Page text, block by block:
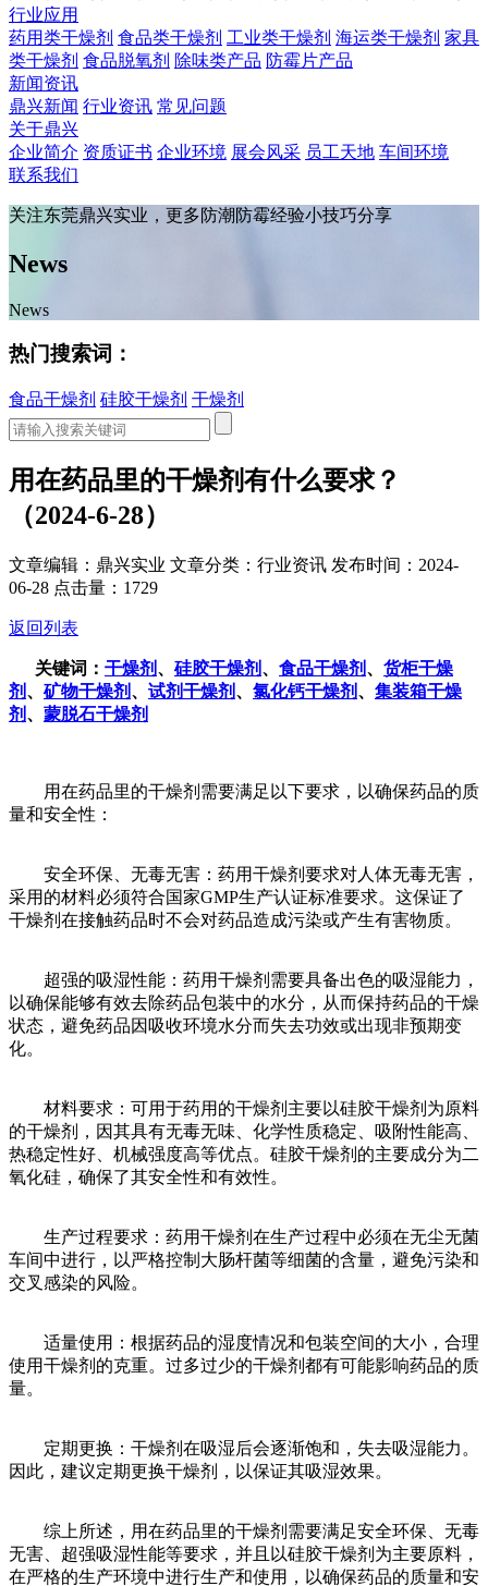
行业应用
药用类干燥剂 食品类干燥剂 工业类干燥剂 海运类干燥剂 家具
类干燥剂 食品脱氧剂 除味类产品 防霉片产品
新闻资讯
鼎兴新闻 行业资讯 常见问题
关于鼎兴
企业简介 资质证书 企业环境 展会风采 员工天地 车间环境
联系我们
关注东莞鼎兴实业，更多防潮防霉经验小技巧分享
News
News
热门搜索词：
食品干燥剂 硅胶干燥剂 干燥剂
用在药品里的干燥剂有什么要求？
（2024-6-28）
文章编辑：鼎兴实业 文章分类：行业资讯 发布时间：2024-
06-28 点击量：1729
返回列表
关键词： 干燥剂 、 硅胶干燥剂 、 食品干燥剂 、 货柜干燥
剂 、 矿物干燥剂 、 试剂干燥剂 、 氯化钙干燥剂 、 集装箱干燥
剂 、 蒙脱石干燥剂
用在药品里的干燥剂需要满足以下要求，以确保药品的质
量和安全性：
安全环保、无毒无害：药用干燥剂要求对人体无毒无害，
采用的材料必须符合国家GMP生产认证标准要求。这保证了
干燥剂在接触药品时不会对药品造成污染或产生有害物质。
超强的吸湿性能：药用干燥剂需要具备出色的吸湿能力，
以确保能够有效去除药品包装中的水分，从而保持药品的干燥
状态，避免药品因吸收环境水分而失去功效或出现非预期变
化。
材料要求：可用于药用的干燥剂主要以硅胶干燥剂为原料
的干燥剂，因其具有无毒无味、化学性质稳定、吸附性能高、
热稳定性好、机械强度高等优点。硅胶干燥剂的主要成分为二
氧化硅，确保了其安全性和有效性。
生产过程要求：药用干燥剂在生产过程中必须在无尘无菌
车间中进行，以严格控制大肠杆菌等细菌的含量，避免污染和
交叉感染的风险。
适量使用：根据药品的湿度情况和包装空间的大小，合理
使用干燥剂的克重。过多过少的干燥剂都有可能影响药品的质
量。
定期更换：干燥剂在吸湿后会逐渐饱和，失去吸湿能力。
因此，建议定期更换干燥剂，以保证其吸湿效果。
综上所述，用在药品里的干燥剂需要满足安全环保、无毒
无害、超强吸湿性能等要求，并且以硅胶干燥剂为主要原料，
在严格的生产环境中进行生产和使用，以确保药品的质量和安